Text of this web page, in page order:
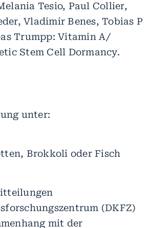
Tesio, Paul Collier,
Vladimir Benes, Tobias P
Trumpp: Vitamin A/
Stem Cell Dormancy.
unter:
Brokkoli oder Fisch
(DKFZ)
mit der